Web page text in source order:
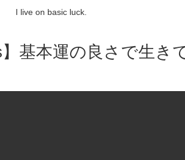
I live on basic luck.
基本運の良さで生き